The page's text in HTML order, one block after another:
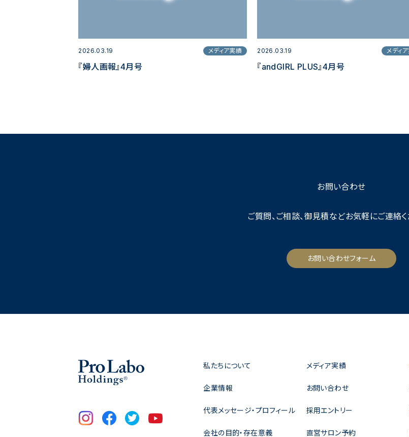
2026.03.19 メディア実績
『婦人画報』4月号
2026.03.19 メディ
『andGIRL PLUS』4月号
お問い合わせ
ご質問、ご相談、御見積などお気軽にご連絡く
お問い合わせフォーム
私たちについて
企業情報
代表メッセージ・プロフィール
会社の目的・存在意義
メディア実績
お問い合わせ
採用エントリー
直営サロン予約